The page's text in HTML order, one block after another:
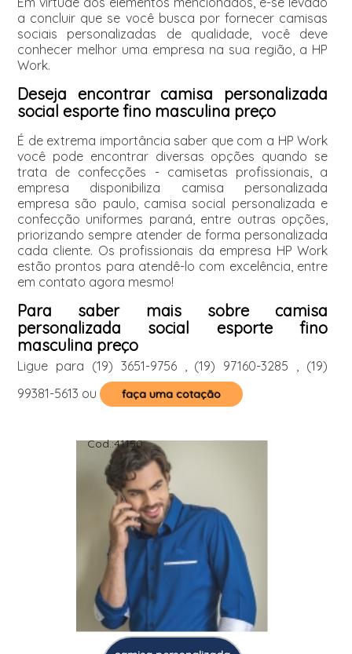
a concluir que se você busca por fornecer camisas
sociais personalizadas de qualidade, você deve
conhecer melhor uma empresa na sua região, a HP
Work.
Deseja encontrar camisa personalizada
social esporte fino masculina preço
É de extrema importância saber que com a HP Work
você pode encontrar diversas opções quando se
trata de confecções - camisetas profissionais, a
empresa disponibiliza camisa personalizada
empresa são paulo, camisa social personalizada e
confecção uniformes paraná, entre outras opções,
priorizando sempre atender de forma personalizada
cada cliente. Os profissionais da empresa HP Work
estão prontos para atendê-lo com excelência, entre
em contato agora mesmo!
Para saber mais sobre camisa
personalizada social esporte fino
masculina preço
Ligue para (19) 3651-9756, (19) 97160-3285 , (19)
99381-5613 ou faça uma cotação
Cod.:41150